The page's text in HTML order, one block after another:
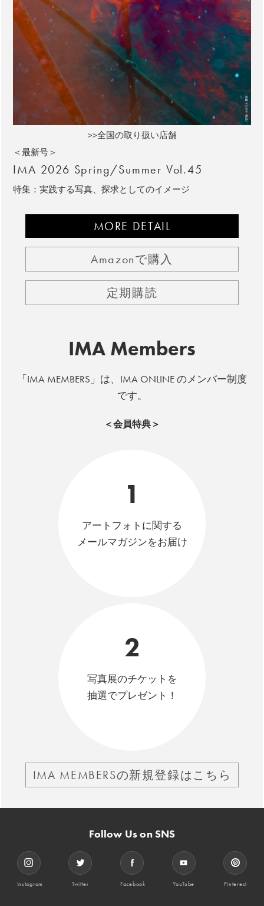
>>全国の取り扱い店舗
＜最新号＞
IMA 2026 Spring/Summer Vol.45
特集：実践する写真、探求としてのイメージ
MORE DETAIL
Amazonで購入
定期購読
IMA Members
「IMA MEMBERS」は、IMA ONLINE のメンバー制度
です。
＜会員特典＞
1
アートフォトに関する
メールマガジンをお届け
2
写真展のチケットを
抽選でプレゼント！
IMA MEMBERSの新規登録はこちら
Follow Us on SNS
Instagram Twitter Facebook YouTube Pinterest